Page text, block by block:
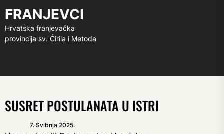
FRANJEVCI
Hrvatska franjevačka
provincija sv. Ćirila i Metoda
SUSRET POSTULANATA U ISTRI
7. Svibnja 2025.